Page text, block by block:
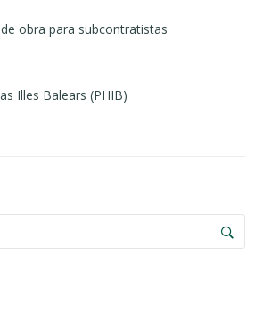
obra para subcontratistas
Illes Balears (PHIB)